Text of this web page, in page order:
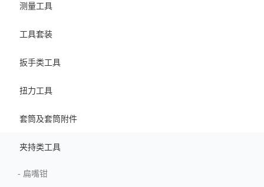
测量工具
工具套装
扳手类工具
扭力工具
套筒及套筒附件
夹持类工具
- 扁嘴钳